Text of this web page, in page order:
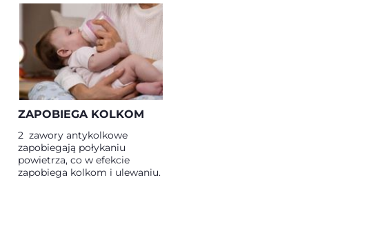
ZAPOBIEGA KOLKOM
2 zawory antykolkowe
zapobiegają połykaniu
powietrza, co w efekcie
zapobiega kolkom i ulewaniu.